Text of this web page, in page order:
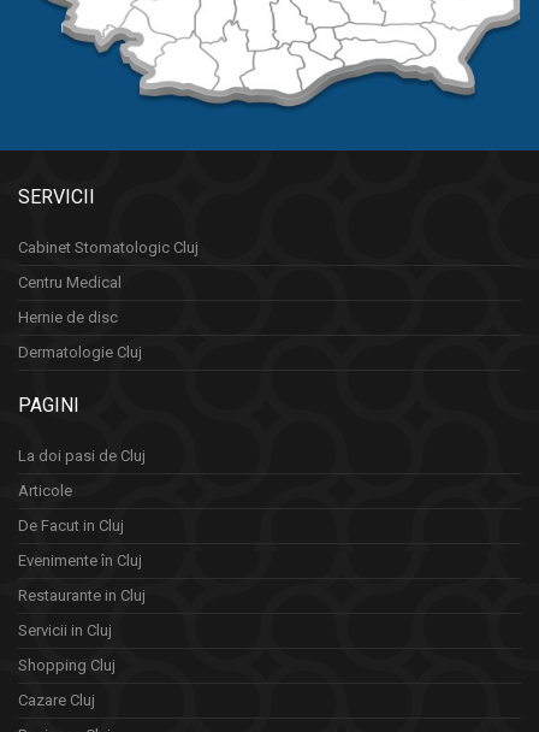
SERVICII
Cabinet Stomatologic Cluj
Centru Medical
Hernie de disc
Dermatologie Cluj
PAGINI
La doi pasi de Cluj
Articole
De Facut in Cluj
Evenimente în Cluj
Restaurante in Cluj
Servicii in Cluj
Shopping Cluj
Cazare Cluj